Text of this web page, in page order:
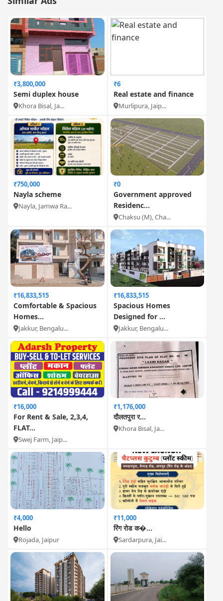
₹3,800,000
Semi duplex house
Khora Bisal, Ja...
₹6
Real estate and finance
Murlipura, Jaip...
₹750,000
Nayla scheme
Nayla, Jamwa Ra...
₹0
Government approved
Residenc...
Chaksu (M), Cha...
₹16,833,515
Comfortable & Spacious
Homes...
Jakkur, Bengalu...
₹16,833,515
Spacious Homes
Designed for ...
Jakkur, Bengalu...
₹16,000
For Rent & Sale, 2,3,4,
FLAT...
Swej Farm, Jaip...
₹1,176,000
दौलतपुरा र...
Khora Bisal, Ja...
₹4,000
Hello
Rojada, Jaipur
₹11,000
रिंग रोड क�...
Sardarpura, Jai...